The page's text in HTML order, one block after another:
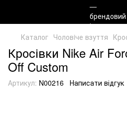
Каталог Чоловiче взуття
Кросівки Nike Air
Off Custom
Артикул: N00216 Написати відгук